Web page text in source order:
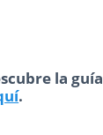
la guía
.